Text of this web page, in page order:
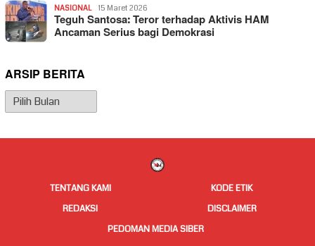
NASIONAL 15 Maret 2026
Teguh Santosa: Teror terhadap Aktivis HAM
Ancaman Serius bagi Demokrasi
ARSIP BERITA
Arsip
Berita
TENTANG KAMI
KODE ETIK
REDAKSI
DISCLAIMER
PEDOMAN MEDIA SIBER